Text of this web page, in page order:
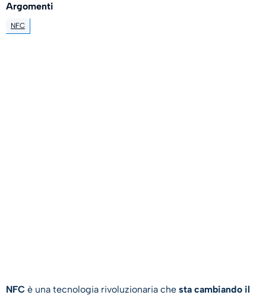
NFC è una tecnologia rivoluzionaria che sta cambiando il
Argomenti
NFC